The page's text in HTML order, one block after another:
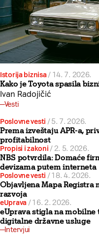
Istorija biznisa / 14. 7. 2026.
Kako je Toyota spasila
Ivan Radojičić
Vesti
Poslovne vesti /5. 7. 2026.
Prema izveštaju APR-a,
profitabilnost
Propisi i zakoni /2. 5. 2026.
NBS potvrdila: Domaće
devizama putem interneta
Poslovne vesti /18. 4. 2026.
Objavljena Mapa Registra
razvoja
eUprava /16. 2. 2026.
eUprava stigla na
digitalne državne usluge
Intervjui